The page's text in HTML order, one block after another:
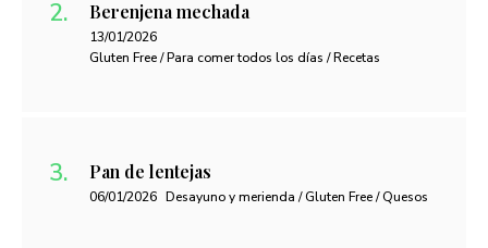
Berenjena mechada
13/01/2026
Gluten Free / Para comer todos los días / Recetas
Pan de lentejas
06/01/2026 Desayuno y merienda / Gluten Free / Quesos